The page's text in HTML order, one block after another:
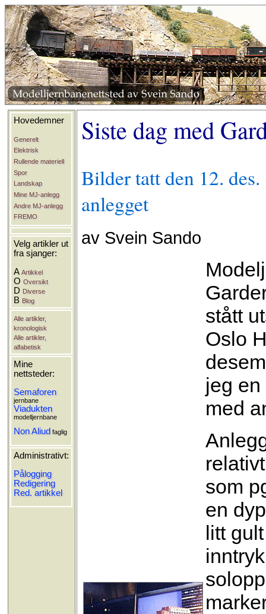
Hovedemner
Generelt
Elektrisk
Rullende materiell
Spor
Landskap
Mine MJ-anlegg
Andre MJ-anlegg
FREMO
Velg artikler ut
fra sjanger:
AArtikkel
OOversikt
D Diverse
B Blog
Alle artikler,
kronologisk
Alle artikler,
alfabetisk
Mine
nettsteder:
Semaforen
jernbane
Viadukten
modelljernbane
Non Aliud faglig
Administrativt:
Pålogging
Redigering
Red. artikkel
Siste dag med
Bilder tatt den 12.
anlegget
av Svein Sando
stått
Oslo
jeg
med
som
en
litt